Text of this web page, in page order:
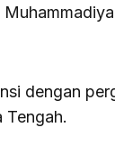
dengan
Tengah.